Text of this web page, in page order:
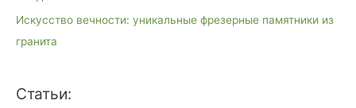
Искусство вечности: уникальные фрезерные памятники из
гранита
Статьи: